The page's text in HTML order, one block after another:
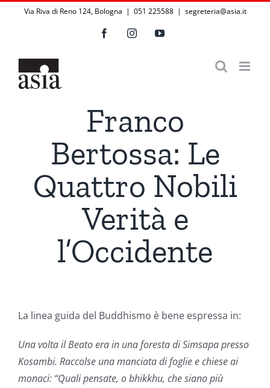
Via Riva di Reno 124, Bologna | 051 225588 | segreteria@asia.it
FacebookInstagramYouTube
Franco
Bertossa: Le
Quattro Nobili
Verità e
l’Occidente
La linea guida del Buddhismo è bene espressa in:
Una volta il Beato era in una foresta di Simsapa presso
Kosambi. Raccolse una manciata di foglie e chiese ai
monaci: “Quali pensate, o bhikkhu, che siano più